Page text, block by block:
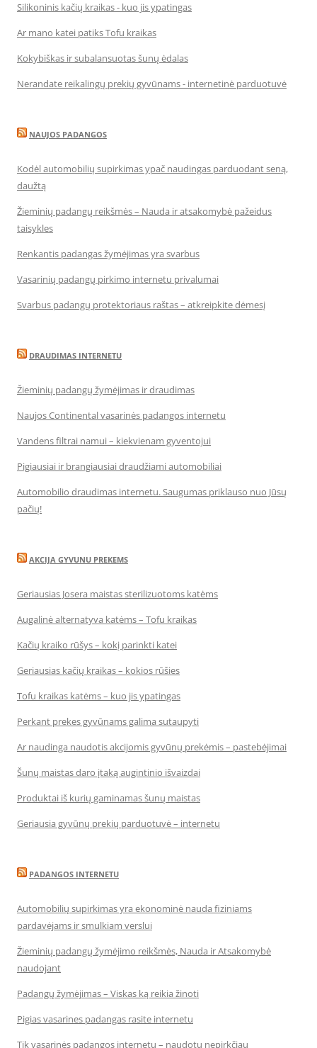
Silikoninis kačių kraikas - kuo jis ypatingas
Ar mano katei patiks Tofu kraikas
Kokybiškas ir subalansuotas šunų ėdalas
Nerandate reikalingų prekių gyvūnams - internetinė parduotuvė
NAUJOS PADANGOS
Kodėl automobilių supirkimas ypač naudingas parduodant seną,
daužtą
Žieminių padangų reikšmės – Nauda ir atsakomybė pažeidus
taisykles
Renkantis padangas žymėjimas yra svarbus
Vasarinių padangų pirkimo internetu privalumai
Svarbus padangų protektoriaus raštas – atkreipkite dėmesį
DRAUDIMAS INTERNETU
Žieminių padangų žymėjimas ir draudimas
Naujos Continental vasarinės padangos internetu
Vandens filtrai namui – kiekvienam gyventojui
Pigiausiai ir brangiausiai draudžiami automobiliai
Automobilio draudimas internetu. Saugumas priklauso nuo Jūsų
pačių!
AKCIJA GYVUNU PREKEMS
Geriausias Josera maistas sterilizuotoms katėms
Augalinė alternatyva katėms – Tofu kraikas
Kačių kraiko rūšys – kokį parinkti katei
Geriausias kačių kraikas – kokios rūšies
Tofu kraikas katėms – kuo jis ypatingas
Perkant prekes gyvūnams galima sutaupyti
Ar naudinga naudotis akcijomis gyvūnų prekėmis – pastebėjimai
Šunų maistas daro įtaką augintinio išvaizdai
Produktai iš kurių gaminamas šunų maistas
Geriausia gyvūnų prekių parduotuvė – internetu
PADANGOS INTERNETU
Automobilių supirkimas yra ekonominė nauda fiziniams
pardavėjams ir smulkiam verslui
Žieminių padangų žymėjimo reikšmės, Nauda ir Atsakomybė
naudojant
Padangų žymėjimas – Viskas ką reikia žinoti
Pigias vasarines padangas rasite internetu
Tik vasarinės padangos internetu – naudotų nepirkčiau